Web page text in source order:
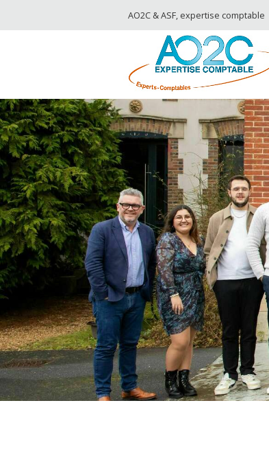
AO2C & ASF, expertise comptable